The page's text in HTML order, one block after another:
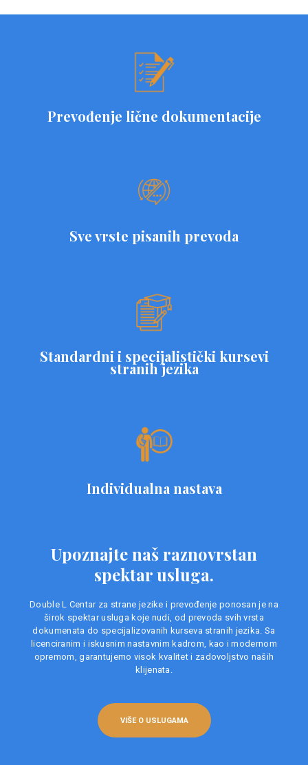
Prevođenje lične dokumentacije
Sve vrste pisanih prevoda
Standardni i specijalistički kursevi
stranih jezika
Individualna nastava
Upoznajte naš raznovrstan
spektar usluga.
Double L Centar za strane jezike i prevođenje ponosan je na
širok spektar usluga koje nudi, od prevoda svih vrsta
dokumenata do specijalizovanih kurseva stranih jezika. Sa
licenciranim i iskusnim nastavnim kadrom, kao i modernom
opremom, garantujemo visok kvalitet i zadovoljstvo naših
klijenata.
VIŠE O USLUGAMA